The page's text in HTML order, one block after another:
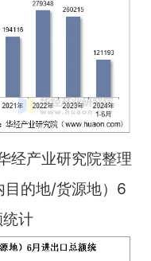
经产业研究院整理
的地/货源地）6
统计